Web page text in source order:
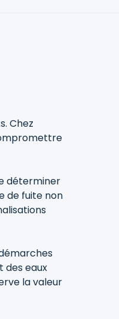
Chez
déterminer
de fuite non
des eaux
la valeur